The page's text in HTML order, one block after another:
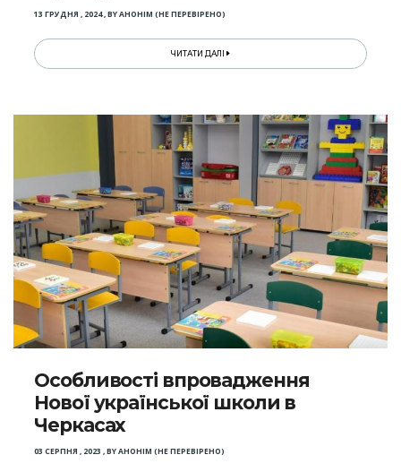
13 ГРУДНЯ , 2024,BYАНОНІМ (НЕ ПЕРЕВІРЕНО)
ЧИТАТИ ДАЛІ
Особливості впровадження
Нової української школи в
Черкасах
03 СЕРПНЯ , 2023 ,BYАНОНІМ (НЕ ПЕРЕВІРЕНО)